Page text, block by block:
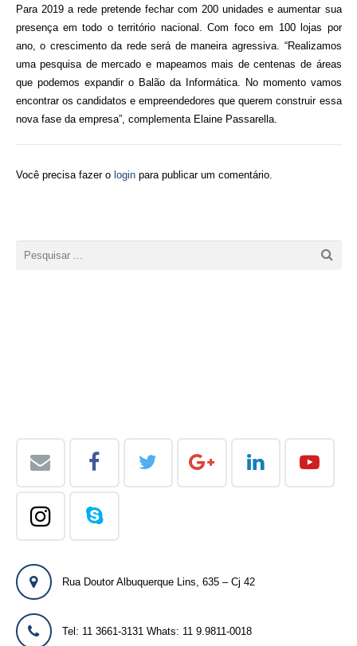
Para 2019 a rede pretende fechar com 200 unidades e aumentar sua
presença em todo o território nacional. Com foco em 100 lojas por
ano, o crescimento da rede será de maneira agressiva. “Realizamos
uma pesquisa de mercado e mapeamos mais de centenas de áreas
que podemos expandir o Balão da Informática. No momento vamos
encontrar os candidatos e empreendedores que querem construir essa
nova fase da empresa”, complementa Elaine Passarella.
Você precisa fazer o loginpara publicar um comentário.
Rua Doutor Albuquerque Lins, 635 – Cj 42
Tel: 11 3661-3131 Whats: 11 9.9811-0018